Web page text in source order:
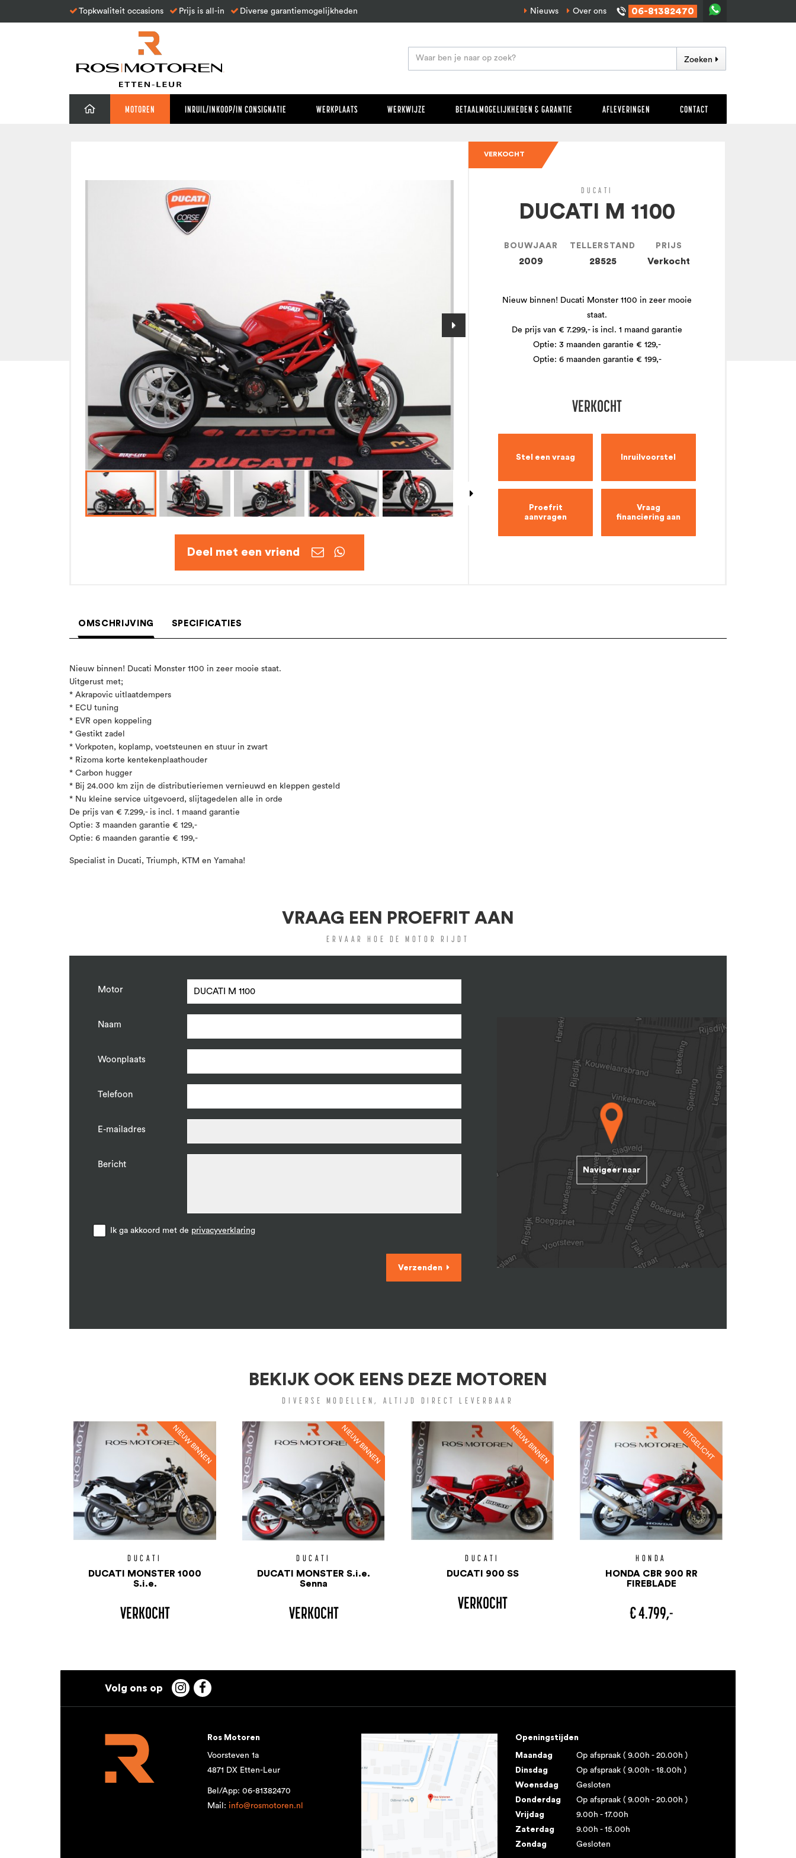
Topkwaliteit occasions Prijs is all-in Diverse garantiemogelijkheden Nieuws Over ons 06-81382470
Zoeken
MOTOREN INRUIL/INKOOP/IN CONSIGNATIE WERKPLAATS WERKWIJZE BETAALMOGELIJKHEDEN & GARANTIE AFLEVERINGEN CONTACT
 
VERKOCHT
DUCATI
DUCATI M 1100
BOUWJAAR
2009
TELLERSTAND
28525
PRIJS
Verkocht
Nieuw binnen! Ducati Monster 1100 in zeer mooie
staat.
De prijs van € 7.299,- is incl. 1 maand garantie
Optie: 3 maanden garantie € 129,-
Optie: 6 maanden garantie € 199,-
VERKOCHT
Stel een vraag Inruilvoorstel
Proefrit
aanvragen
Vraag
financiering aan
OMSCHRIJVING SPECIFICATIES
Nieuw binnen! Ducati Monster 1100 in zeer mooie staat.
Uitgerust met;
* Akrapovic uitlaatdempers
* ECU tuning
* EVR open koppeling
* Gestikt zadel
* Vorkpoten, koplamp, voetsteunen en stuur in zwart
* Rizoma korte kentekenplaathouder
* Carbon hugger
* Bij 24.000 km zijn de distributieriemen vernieuwd en kleppen gesteld
* Nu kleine service uitgevoerd, slijtagedelen alle in orde
De prijs van € 7.299,- is incl. 1 maand garantie
Optie: 3 maanden garantie € 129,-
Optie: 6 maanden garantie € 199,-
Specialist in Ducati, Triumph, KTM en Yamaha!
VRAAG EEN PROEFRIT AAN
ERVAAR HOE DE MOTOR RIJDT
Motor
Naam
Woonplaats
Telefoon
E-mailadres
Bericht
Ik ga akkoord met de privacyverklaring
Verzenden
Navigeer naar
BEKIJK OOK EENS DEZE MOTOREN
DIVERSE MODELLEN, ALTIJD DIRECT LEVERBAAR
DUCATI
DUCATI MONSTER 1000
S.i.e.
VERKOCHT
DUCATI
DUCATI MONSTER S.i.e.
Senna
VERKOCHT
DUCATI
DUCATI 900 SS
VERKOCHT
HONDA
HONDA CBR 900 RR
FIREBLADE
€ 4.799,-
 
Ros Motoren
Voorsteven 1a
4871 DX Etten-Leur
Bel/App: 06-81382470
Mail: info@rosmotoren.nl
Openingstijden
Maandag
Op afspraak ( 9.00h - 20.00h )
Dinsdag
Op afspraak ( 9.00h - 18.00h )
Woensdag
Gesloten
Donderdag
Op afspraak ( 9.00h - 20.00h )
Vrijdag
9.00h - 17.00h
Zaterdag
9.00h - 15.00h
Zondag
Gesloten